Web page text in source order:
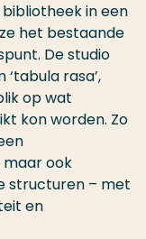
in een
het bestaande
De studio
rasa’,
op wat
kon worden. Zo
maar ook
structuren – met
en